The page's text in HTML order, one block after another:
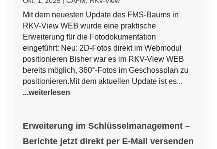
Mit dem neuesten Update des FMS-Baums in
RKV-View WEB wurde eine praktische
Erweiterung für die Fotodokumentation
eingeführt: Neu: 2D-Fotos direkt im Webmodul
positionieren Bisher war es im RKV-View WEB
bereits möglich, 360°-Fotos im Geschossplan zu
positionieren.Mit dem aktuellen Update ist es...
...weiterlesen
Erweiterung im Schlüsselmanagement –
Berichte jetzt direkt per E-Mail versenden